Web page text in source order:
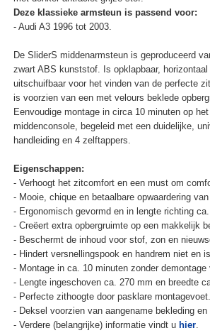
Deze klassieke armsteun is passend voor:
- Audi A3 1996 tot 2003.
De SliderS middenarmsteun is geproduceerd
zwart ABS kunststof. Is opklapbaar,
uitschuifbaar voor het vinden van de perfecte
is voorzien van een met velours beklede
Eenvoudige montage in circa 10 minuten op
middenconsole, begeleid met een duidelijke,
handleiding en 4 zelftappers.
Eigenschappen:
- Verhoogt het zitcomfort en een must om
- Mooie, chique en betaalbare opwaardering
- Ergonomisch gevormd en in lengte richting
- Creëert extra opbergruimte op een makkelijk
- Beschermt de inhoud voor stof, zon en
- Hindert versnellingspook en handrem niet en
- Montage in ca. 10 minuten zonder demontage
- Lengte ingeschoven ca. 270 mm en breedte
- Perfecte zithoogte door pasklare montagevoet.
- Deksel voorzien van aangename bekleding
- Verdere (belangrijke) informatie vindt u hier.